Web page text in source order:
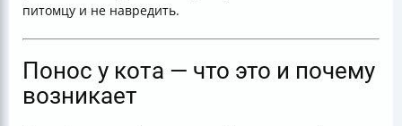
питомцу и не навредить.
Понос у кота — что это и почему
возникает